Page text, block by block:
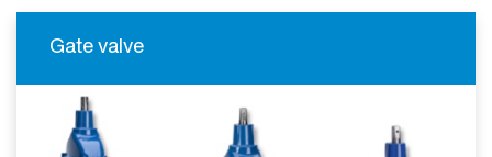
Gate valve